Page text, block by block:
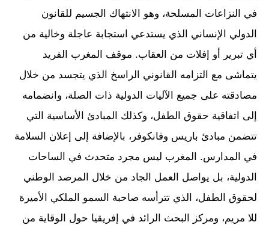
في النزاعات المسلحة، وهو الانتهاك الجسيم للقانون
الدولي الإنساني الذي يستدعي استجابة عاجلة وخالية من
أي تبرير أو إفلات من العقاب. موقف المغرب الفريد
يتماشى مع التزامه القانوني الراسخ الذي يتجسد من خلال
مصادقته على جميع الآليات الدولية ذات الصلة، وانضمامه
إلى اتفاقية حقوق الطفل، وكذلك المبادئ الأساسية التي
تتضمن مبادئ باريس وفانكوفر، بالإضافة إلى إعلان السلامة
في المدارس. المغرب ليس مجرد متحدث في الساحات
الدولية، بل يواصل العمل الجاد من خلال المرصد الوطني
لحقوق الطفل، الذي تترأسه صاحبة السمو الملكي الأميرة
للا مريم، ومركز البحث الرائد في إفريقيا حول الوقاية من